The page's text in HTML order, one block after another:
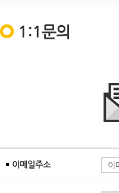
1:1문의
이메일주소